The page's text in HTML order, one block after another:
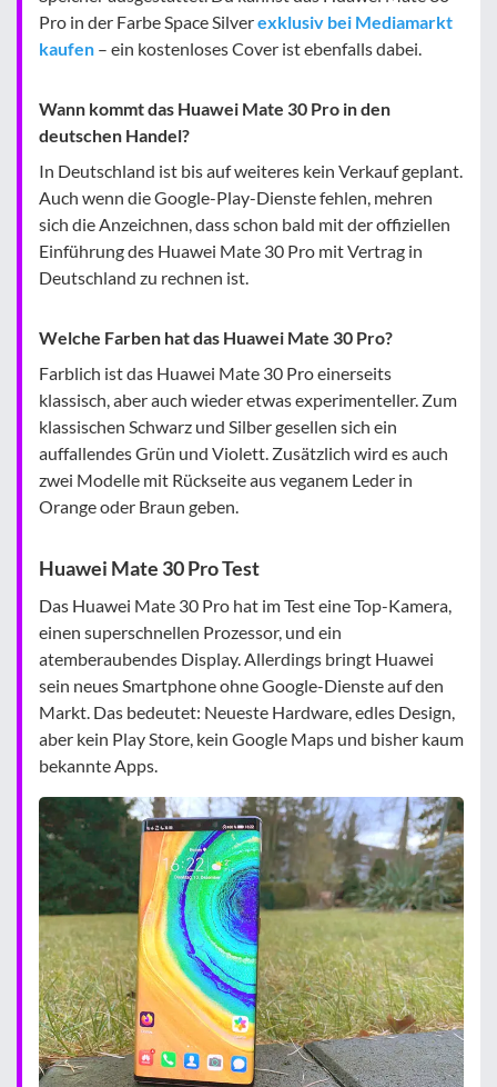
Pro in der Farbe Space Silverexklusiv bei Mediamarkt
kaufen – ein kostenloses Cover ist ebenfalls dabei.
Wann kommt das Huawei Mate 30 Pro in den
deutschen Handel?
In Deutschland ist bis auf weiteres kein Verkauf geplant.
Auch wenn die Google-Play-Dienste fehlen, mehren
sich die Anzeichnen, dass schon bald mit der offiziellen
Einführung des Huawei Mate 30 Pro mit Vertrag in
Deutschland zu rechnen ist.
Welche Farben hat das Huawei Mate 30 Pro?
Farblich ist das Huawei Mate 30 Pro einerseits
klassisch, aber auch wieder etwas experimenteller. Zum
klassischen Schwarz und Silber gesellen sich ein
auffallendes Grün und Violett. Zusätzlich wird es auch
zwei Modelle mit Rückseite aus veganem Leder in
Orange oder Braun geben.
Huawei Mate 30 Pro Test
Das Huawei Mate 30 Pro hat im Test eine Top-Kamera,
einen superschnellen Prozessor, und ein
atemberaubendes Display. Allerdings bringt Huawei
sein neues Smartphone ohne Google-Dienste auf den
Markt. Das bedeutet: Neueste Hardware, edles Design,
aber kein Play Store, kein Google Maps und bisher kaum
bekannte Apps.